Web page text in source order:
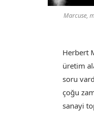
Marcuse,
Herbert
üretim
soru
çoğu
sanayi